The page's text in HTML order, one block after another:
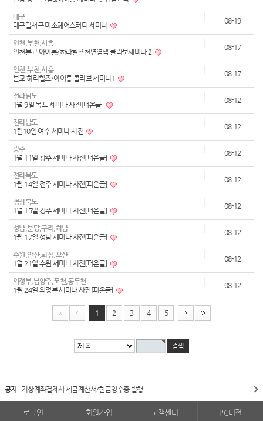
대구
대구달서구 미소헤어스터디 세미나
08-19
인천,부천,시흥
인천본교 아이롱/하라힐즈천연염색 콜라보세미나 2
08-17
인천,부천,시흥
본교 하라힐즈/아이롱 콜라보 세미나1
08-17
전라남도
1월 9일 목포 세미나 사진[퍼온글]
08-12
전라남도
1월10일 여수 세미나 사진
08-12
광주
1월 11일 광주 세미나 사진[퍼온글]
08-12
전라북도
1월 14일 전주 세미나 사진[퍼온글]
08-12
경상북도
1월 15일 경주 세미나 사진[퍼온글]
08-12
성남,분당,구리,하남
1월 17일 성남 세미나 사진[퍼온글]
08-12
수원,안산,화성,오산
1월 21일 수원 세미나 사진[퍼온글]
08-12
의정부,남양주,포천,동두천
1월 24일 의정부 세미나 사진[퍼온글]
08-12
1 2 3 4 5
공지 가상계좌결제시 세금계산서/현금영수증 발행
로그인 회원가입 고객센터 PC버전